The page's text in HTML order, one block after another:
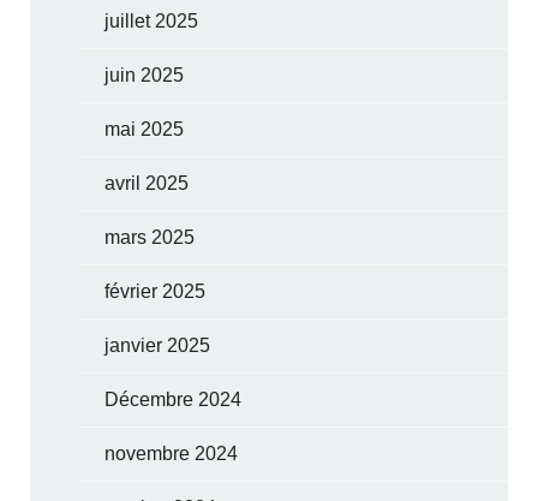
juillet 2025
juin 2025
mai 2025
avril 2025
mars 2025
février 2025
janvier 2025
Décembre 2024
novembre 2024